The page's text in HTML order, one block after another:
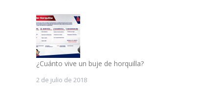
¿Cuánto vive un buje de horquilla?
2 de julio de 2018